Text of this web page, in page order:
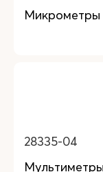
28335-04